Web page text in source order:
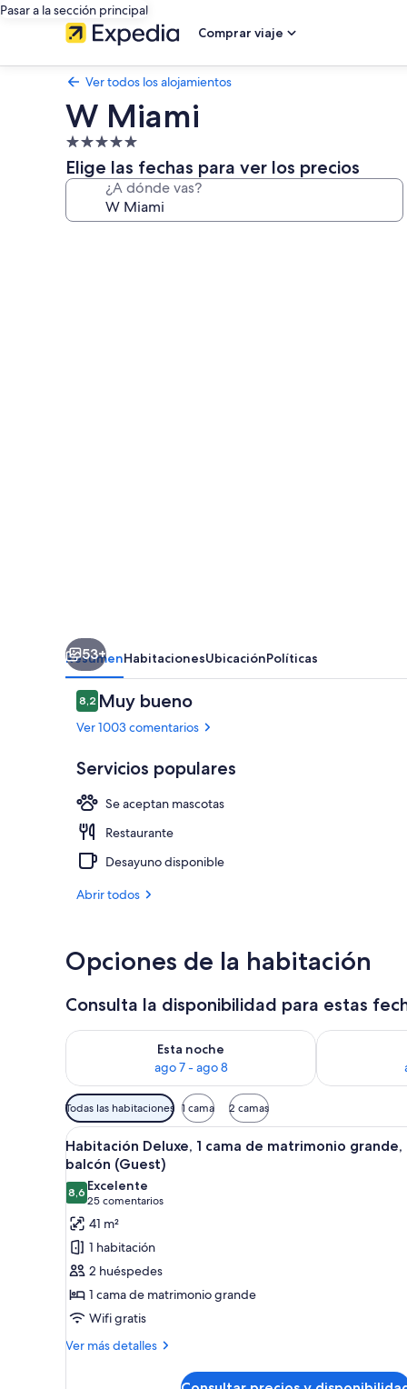
Pasar a la sección principal
Comprar viaje
Ver todos los alojamientos
W Miami
Alojamiento
de
5.0 estrellas
Elige las fechas para ver los precios
¿A dónde vas?
53+
ResumenHabitacionesUbicaciónPolíticas
Comentarios
8,28,2 de 10
Muy bueno
Ver 1003 comentarios
Servicios populares
Se aceptan mascotas
Restaurante
Desayuno disponible
Abrir todos
Opciones de la habitación
Consulta la disponibilidad para estas
Esta noche
ago 7 - ago 8
Consulta la disponibilidad para esta noche, ago 7 -
Consulta la
Filtros
disponibles
para
las
habitaciones
Todas las habitaciones 1 cama 2 camas
Abrir
todas
las
fotos
de
Habitación
Deluxe,
1
cama
de
matrimonio
Habitación de hotel con una
3
Habitación Deluxe, 1 cama de matrimonio grande,
balcón (Guest)
8,68,6 de 10
Excelente
25 comentarios
(25 comentarios)
41 m²
1 habitación
2 huéspedes
1 cama de matrimonio grande
Wifi gratis
Ver más detalles
Más